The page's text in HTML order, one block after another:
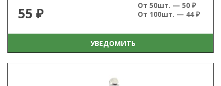
55 ₽
От 50шт. — 50 ₽
От 100шт. — 44 ₽
УВЕДОМИТЬ